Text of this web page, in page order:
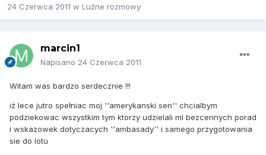
24 Czerwca 2011 w Luźne rozmowy
marcin1
Napisano 24 Czerwca 2011
Witam was bardzo serdecznie !!!
iż lece jutro spełniac moj ''amerykanski sen'' chcialbym
podziekowac wszystkim tym ktorzy udzielali mi bezcennych porad
i wskazowek dotyczacych ''ambasady'' i samego przygotowania
sie do lotu